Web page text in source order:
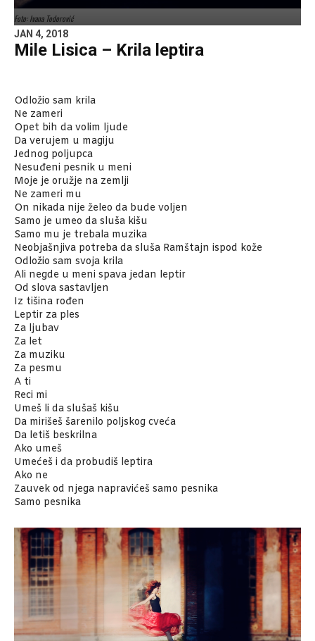
Foto: Ivana Todorović
JAN 4, 2018
Mile Lisica – Krila leptira
Odložio sam krila
Ne zameri
Opet bih da volim ljude
Da verujem u magiju
Jednog poljupca
Nesuđeni pesnik u meni
Moje je oružje na zemlji
Ne zameri mu
On nikada nije želeo da bude voljen
Samo je umeo da sluša kišu
Samo mu je trebala muzika
Neobjašnjiva potreba da sluša Ramštajn ispod kože
Odložio sam svoja krila
Ali negde u meni spava jedan leptir
Od slova sastavljen
Iz tišina rođen
Leptir za ples
Za ljubav
Za let
Za muziku
Za pesmu
A ti
Reci mi
Umeš li da slušaš kišu
Da mirišeš šarenilo poljskog cveća
Da letiš beskrilna
Ako umeš
Umećeš i da probudiš leptira
Ako ne
Zauvek od njega napravićeš samo pesnika
Samo pesnika